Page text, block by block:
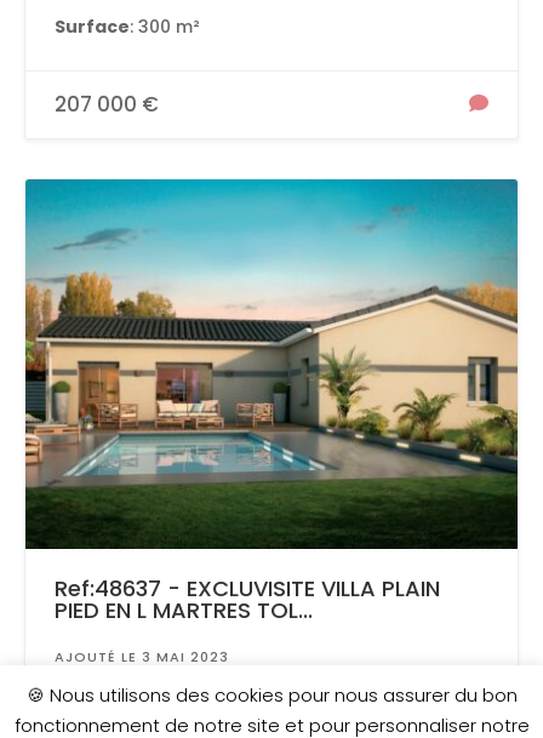
Surface: 300 m²
207 000 €
Ref:48637 - EXCLUVISITE VILLA PLAIN
PIED EN L MARTRES TOL...
AJOUTÉ LE 3 MAI 2023
Surface: 693 m²
🍪 Nous utilisons des cookies pour nous assurer du bon
fonctionnement de notre site et pour personnaliser notre